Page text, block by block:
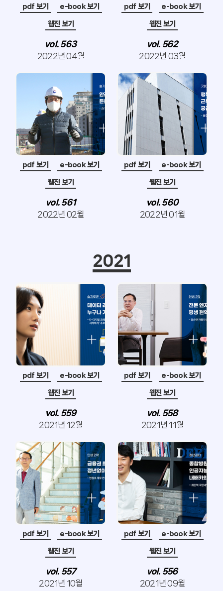
pdf 보기 e-book 보기
웹진 보기
vol. 563
2022년 04월
pdf 보기 e-book 보기
웹진 보기
vol. 562
2022년 03월
pdf 보기 e-book 보기
웹진 보기
vol. 561
2022년 02월
pdf 보기 e-book 보기
웹진 보기
vol. 560
2022년 01월
2021
pdf 보기 e-book 보기
웹진 보기
vol. 559
2021년 12월
pdf 보기 e-book 보기
웹진 보기
vol. 558
2021년 11월
pdf 보기 e-book 보기
웹진 보기
vol. 557
2021년 10월
pdf 보기 e-book 보기
웹진 보기
vol. 556
2021년 09월